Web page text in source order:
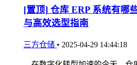
[置顶] 仓库 ERP 系统有哪
与高效选型指南
三方仓储 • 2025-04-29 14:44:18